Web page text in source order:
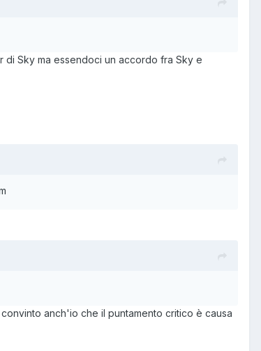
di Sky ma essendoci un accordo fra Sky e
anch'io che il puntamento critico è causa